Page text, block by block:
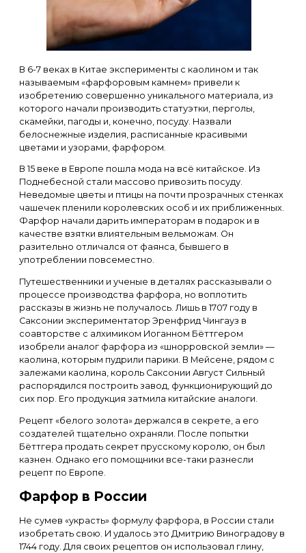
В 6-7 веках в Китае эксперименты с каолином и так
называемым «фарфоровым камнем» привели к
изобретению совершенно уникального материала, из
которого начали производить статуэтки, перголы,
скамейки, пагоды и, конечно, посуду. Назвали
белоснежные изделия, расписанные красивыми
цветами и узорами, фарфором.
В 15 веке в Европе пошла мода на всё китайское. Из
Поднебесной стали массово привозить посуду.
Неведомые цветы и птицы на почти прозрачных стенках
чашечек пленили королевских особ и их приближенных.
Фарфор начали дарить императорам в подарок и в
качестве взятки влиятельным вельможам. Он
разительно отличался от фаянса, бывшего в
употреблении повсеместно.
Путешественники и ученые в деталях рассказывали о
процессе производства фарфора, но воплотить
рассказы в жизнь не получалось. Лишь в 1707 году в
Саксонии экспериментатор Эренфрид Чингауз в
соавторстве с алхимиком Иоганном Бёттгером
изобрели аналог фарфора из «шнорровской земли» —
каолина, которым пудрили парики. В Мейсене, рядом с
залежами каолина, король Саксонии Август Сильный
распорядился построить завод, функционирующий до
сих пор. Его продукция затмила китайские аналоги.
Рецепт «белого золота» держался в секрете, а его
создателей тщательно охраняли. После попытки
Бёттгера продать секрет прусскому королю, он был
казнен. Однако его помощники все-таки разнесли
рецепт по Европе.
Фарфор в России
Не сумев «украсть» формулу фарфора, в России стали
изобретать свою. И удалось это Дмитрию Виноградову в
1744 году. Для своих рецептов он использовал глину,